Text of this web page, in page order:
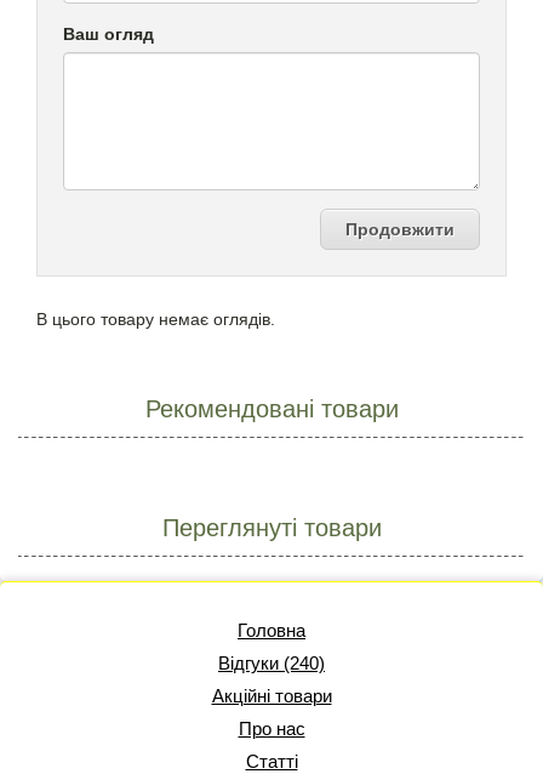
Ваш огляд
Продовжити
В цього товару немає оглядів.
Рекомендовані товари
Переглянуті товари
Головна
Відгуки (240)
Акційні товари
Про нас
Статті